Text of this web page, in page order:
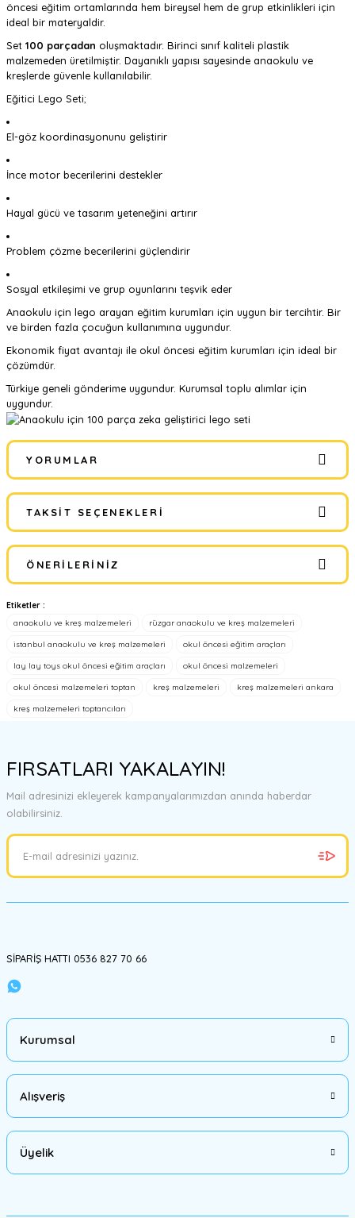
öncesi eğitim ortamlarında hem bireysel hem de grup etkinlikleri için
ideal bir materyaldir.
Set 100 parçadan oluşmaktadır. Birinci sınıf kaliteli plastik
malzemeden üretilmiştir. Dayanıklı yapısı sayesinde anaokulu ve
kreşlerde güvenle kullanılabilir.
Eğitici Lego Seti;
El-göz koordinasyonunu geliştirir
İnce motor becerilerini destekler
Hayal gücü ve tasarım yeteneğini artırır
Problem çözme becerilerini güçlendirir
Sosyal etkileşimi ve grup oyunlarını teşvik eder
Anaokulu için lego arayan eğitim kurumları için uygun bir tercihtir. Bir
ve birden fazla çocuğun kullanımına uygundur.
Ekonomik fiyat avantajı ile okul öncesi eğitim kurumları için ideal bir
çözümdür.
Türkiye geneli gönderime uygundur. Kurumsal toplu alımlar için
uygundur.
YORUMLAR
Bu ürüne ilk yorumu siz yapın!
Yorum Yaz
TAKSIT SEÇENEKLERI
ÖNERILERINIZ
Bu ürünün fiyat bilgisi, resim, ürün açıklamalarında ve diğer
konularda yetersiz gördüğünüz noktaları öneri formunu kullanarak
tarafımıza iletebilirsiniz.
Ürün fiyatı diğer sitelerden daha pahalı.
Etiketler :
anaokulu ve kreş malzemeleri
rüzgar anaokulu ve kreş malzemeleri
istanbul anaokulu ve kreş malzemeleri okul öncesi eğitim araçları
lay lay toys okul öncesi eğitim araçları okul öncesi malzemeleri
okul öncesi malzemeleri toptan kreş malzemeleri kreş malzemeleri ankara
kreş malzemeleri toptancıları
FIRSATLARI YAKALAYIN!
Mail adresinizi ekleyerek kampanyalarımızdan anında haberdar
olabilirsiniz.
SİPARİŞ HATTI 0536 827 70 66
Kurumsal
Alışveriş
Üyelik